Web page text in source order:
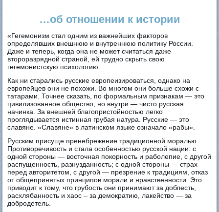
…об отношении к истории
«Гегемонизм стал одним из важнейших факторов
определявших внешнюю и внутреннюю политику России.
Даже и теперь, когда она не может считаться даже
второразрядной страной, ей трудно скрыть свою
гегемонистскую психологию.
Как ни старались русские европеизироваться, однако на
европейцев они не похожи. Во многом они больше схожи с
татарами. Точнее сказать, по формальным признакам — это
цивилизованное общество, но внутри — чисто русская
начинка. За внешней благопристойностью легко
проглядывается истинная грубая натура. Русские — это
славяне. «Славяне» в латинском языке означало «рабы».
Русским присуще пренебрежение традиционной моралью.
Противоречивость и стала особенностью русской нации: с
одной стороны — восточная покорность и раболепие, с другой
распущенность, разнузданность; с одной стороны — страх
перед авторитетом, с другой — презрение к традициям, отказ
от общепринятых принципов морали и нравственности. Это
приводит к тому, что грубость они принимают за доблесть,
расхлябанность и хаос – за демократию, лакейство — за
добродетель.